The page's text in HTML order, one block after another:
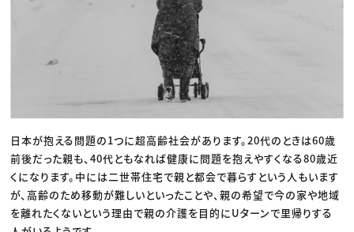
日本が抱える問題の1つに超高齢社会があります。20代のときは60歳
前後だった親も、40代ともなれば健康に問題を抱えやすくなる80歳近
くになります。中には二世帯住宅で親と都会で暮らすという人もいます
が、高齢のため移動が難しいといったことや、親の希望で今の家や地域
を離れたくないという理由で親の介護を目的にUターンで里帰りする